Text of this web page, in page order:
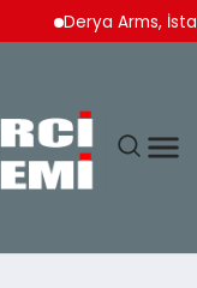
Derya Arms,